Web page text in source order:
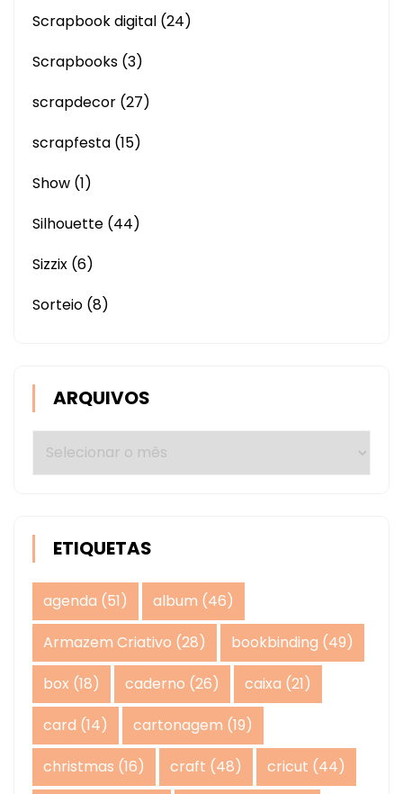
Scrapbook digital (24)
Scrapbooks (3)
scrapdecor (27)
scrapfesta (15)
Show (1)
Silhouette (44)
Sizzix (6)
Sorteio (8)
ARQUIVOS
Arquivos
ETIQUETAS
agenda (51) album (46)
Armazem Criativo (28) bookbinding (49)
box (18) caderno (26) caixa (21)
card (14) cartonagem (19)
christmas (16) craft (48) cricut (44)